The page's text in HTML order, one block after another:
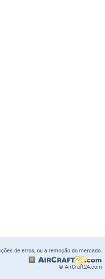
de erros, ou a remoção do mercado.
© AirCraft24.com